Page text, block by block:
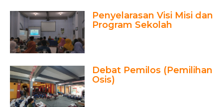
Penyelarasan Visi Misi dan
Program Sekolah
Debat Pemilos (Pemilihan
Osis)